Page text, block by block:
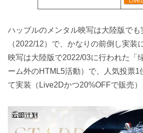
ハッブルのメンタル映写は大陸版でも
（2022/12）で、かなりの前倒し実装
映写は大陸版で2022/03に行われた「
ーム外のHTML5活動）で、人気投票1
て実装（Live2Dかつ20%OFFで販売）